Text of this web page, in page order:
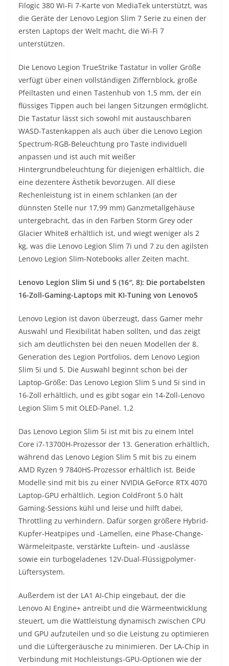
Filogic 380 Wi-Fi 7-Karte von MediaTek unterstützt, was
die Geräte der Lenovo Legion Slim 7 Serie zu einen der
ersten Laptops der Welt macht, die Wi-Fi 7
unterstützen.
Die Lenovo Legion TrueStrike Tastatur in voller Größe
verfügt über einen vollständigen Ziffernblock, große
Pfeiltasten und einen Tastenhub von 1,5 mm, der ein
flüssiges Tippen auch bei langen Sitzungen ermöglicht.
Die Tastatur lässt sich sowohl mit austauschbaren
WASD-Tastenkappen als auch über die Lenovo Legion
Spectrum-RGB-Beleuchtung pro Taste individuell
anpassen und ist auch mit weißer
Hintergrundbeleuchtung für diejenigen erhältlich, die
eine dezentere Ästhetik bevorzugen. All diese
Rechenleistung ist in einem schlanken (an der
dünnsten Stelle nur 17,99 mm) Ganzmetallgehäuse
untergebracht, das in den Farben Storm Grey oder
Glacier White8 erhältlich ist, und wiegt weniger als 2
kg, was die Lenovo Legion Slim 7i und 7 zu den agilsten
Lenovo Legion Slim-Notebooks aller Zeiten macht.
Lenovo Legion Slim 5i und 5 (16″, 8): Die portabelsten
16-Zoll-Gaming-Laptops mit KI-Tuning von Lenovo5
Lenovo Legion ist davon überzeugt, dass Gamer mehr
Auswahl und Flexibilität haben sollten, und das zeigt
sich am deutlichsten bei den neuen Modellen der 8.
Generation des Legion Portfolios, dem Lenovo Legion
Slim 5i und 5. Die Auswahl beginnt schon bei der
Laptop-Größe: Das Lenovo Legion Slim 5 und 5i sind in
16-Zoll erhältlich, und es gibt sogar ein 14-Zoll-Lenovo
Legion Slim 5 mit OLED-Panel. 1,2
Das Lenovo Legion Slim 5i ist mit bis zu einem Intel
Core i7-13700H-Prozessor der 13. Generation erhältlich,
während das Lenovo Legion Slim 5 mit bis zu einem
AMD Ryzen 9 7840HS-Prozessor erhältlich ist. Beide
Modelle sind mit bis zu einer NVIDIA GeForce RTX 4070
Laptop-GPU erhältlich. Legion ColdFront 5.0 hält
Gaming-Sessions kühl und leise und hilft dabei,
Throttling zu verhindern. Dafür sorgen größere Hybrid-
Kupfer-Heatpipes und -Lamellen, eine Phase-Change-
Wärmeleitpaste, verstärkte Luftein- und -auslässe
sowie ein turbogeladenes 12V-Dual-Flüssigpolymer-
Lüftersystem.
Außerdem ist der LA1 AI-Chip eingebaut, der die
Lenovo AI Engine+ antreibt und die Wärmeentwicklung
steuert, um die Wattleistung dynamisch zwischen CPU
und GPU aufzuteilen und so die Leistung zu optimieren
und die Lüftergeräusche zu minimieren. Der LA-Chip in
Verbindung mit Hochleistungs-GPU-Optionen wie der